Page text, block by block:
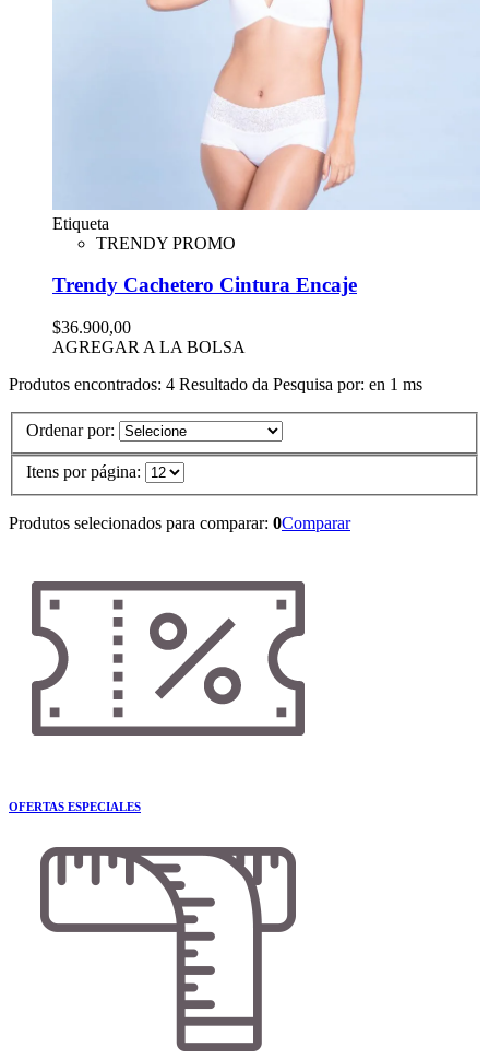
Etiqueta
TRENDY PROMO
Trendy Cachetero Cintura Encaje
$36.900,00
AGREGAR A LA BOLSA
Produtos encontrados: 4 Resultado da Pesquisa por: en 1 ms
Ordenar por:
Itens por página:
Produtos selecionados para comparar: 0Comparar
OFERTAS ESPECIALES